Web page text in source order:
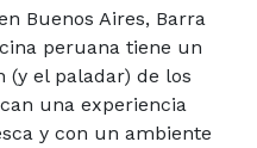
Buenos Aires, Barra
peruana tiene un
(y el paladar) de los
una experiencia
y con un ambiente